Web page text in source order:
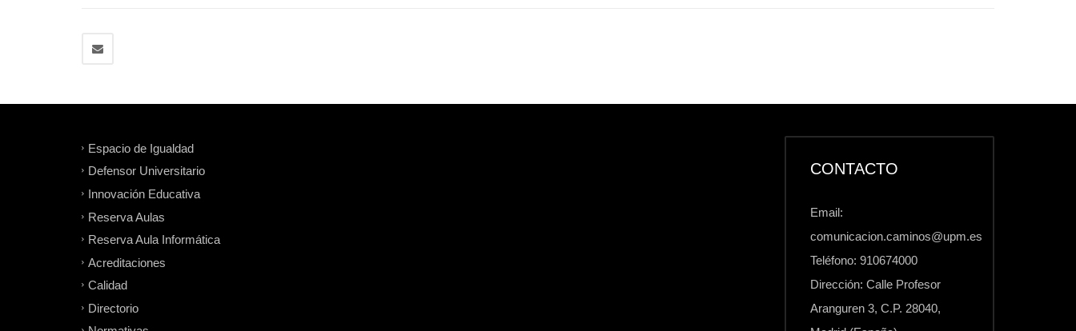
Espacio de Igualdad
Defensor Universitario
Innovación Educativa
Reserva Aulas
Reserva Aula Informática
Acreditaciones
Calidad
Directorio
CONTACTO
Email:
comunicacion.caminos@upm.es
Teléfono: 910674000
Dirección: Calle Profesor
Aranguren 3, C.P. 28040,